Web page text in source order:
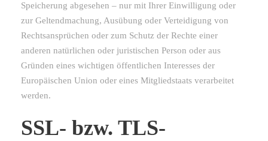
Speicherung abgesehen – nur mit Ihrer Einwilligung oder
zur Geltendmachung, Ausübung oder Verteidigung von
Rechtsansprüchen oder zum Schutz der Rechte einer
anderen natürlichen oder juristischen Person oder aus
Gründen eines wichtigen öffentlichen Interesses der
Europäischen Union oder eines Mitgliedstaats verarbeitet
werden.
SSL- bzw. TLS-